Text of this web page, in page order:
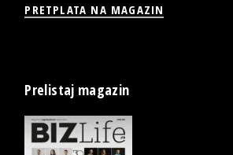
PRETPLATA NA MAGAZIN
Prelistaj magazin